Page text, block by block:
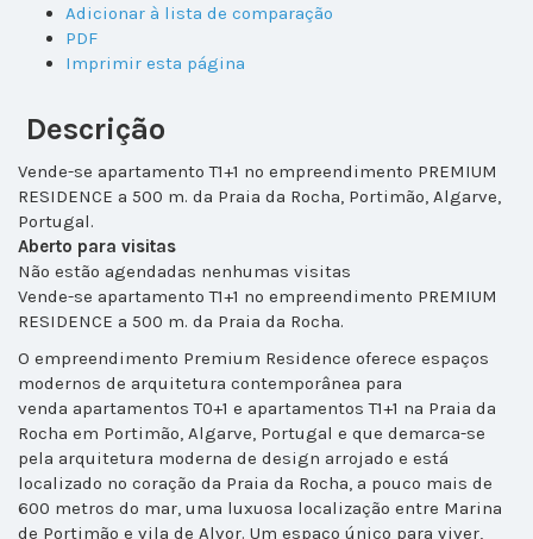
Adicionar à lista de comparação
PDF
Imprimir esta página
Descrição
Vende-se apartamento T1+1 no empreendimento PREMIUM
RESIDENCE a 500 m. da Praia da Rocha, Portimão, Algarve,
Portugal.
Aberto para visitas
Não estão agendadas nenhumas visitas
Vende-se apartamento T1+1 no empreendimento PREMIUM
RESIDENCE a 500 m. da Praia da Rocha.
O empreendimento Premium Residence oferece espaços
modernos de arquitetura contemporânea para
venda apartamentos T0+1 e apartamentos T1+1 na Praia da
Rocha em Portimão, Algarve, Portugal e que demarca-se
pela arquitetura moderna de design arrojado e está
localizado no coração da Praia da Rocha, a pouco mais de
600 metros do mar, uma luxuosa localização entre Marina
de Portimão e vila de Alvor. Um espaço único para viver,